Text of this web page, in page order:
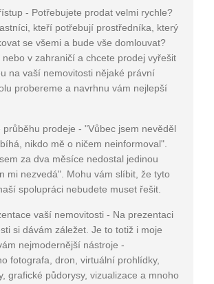
- Potřebujete prodat velmi rychle?
kteří potřebují prostředníka, který
se všemi a bude vše domlouvat?
nebo v zahraničí a chcete prodej vyřešit
na vaší nemovitosti nějaké právní
probereme a navrhnu vám nejlepší
průběhu prodeje - "Vůbec jsem nevěděl
nikdo mě o ničem neinformoval".
za dva měsíce nedostal jedinou
mi nezvedá". Mohu vám slíbit, že tyto
spolupráci nebudete muset řešit.
vaší nemovitosti - Na prezentaci
si dávám záležet. Je to totiž i moje
nejmodernější nástroje -
fotografa, dron, virtuální prohlídky,
grafické půdorysy, vizualizace a mnoho